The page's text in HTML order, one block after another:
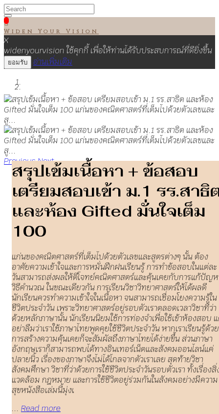

Widen Your Vision
X
widenyourvision ใช้คุกกี้ เพื่อให้ท่านได้รับประสบการณ์ที่ดียิ่งขึ้น
ยอมรับ อ่านเพิ่มเติม
PreviousNext
สรุปเข้มเนื้อหา + ข้อสอบ
เตรียมสอบเข้า ม.1 รร.สาธิ
และห้อง Gifted มั่นใจเต็ม
100
แก่นของคณิตศาสตร์ที่เต็มไปด้วยตัวเลขและสูตรต่างๆ นั้น ต้อง
อาศัยความเข้าใจและการหมั่นฝึกฝนเรียนรู้ การทำข้อสอบในแต่ละ
วันสามารถส่งผลให้ตีโจทย์คณิตศาสตร์และคุ้นเคยกับการแก้ปัญ
วิธีคำนวณ ในขณะเดียวกัน การเรียนวิชาวิทยาศาสตร์ให้ได้ผลดี
นักเรียนควรทำความเข้าใจในเนื้อหา จนสามารถเชื่อมโยงความรู้ใน
ชีวิตประจำวัน เพราะวิทยาศาสตร์อยู่รอบตัวเราตลอดเวลาวิชาที่ว่า
ด้วยหลักภาษานั้น นักเรียนนิยมใช้การท่องจำเพื่อใช้เข้าห้องสอบ
อย่าลืมว่าเราใช้ภาษาไทยพูดคุยใช้ชีวิตประจำวัน หากเราเรียนรู้ด้วย
การสร้างความคุ้นเคยก็จะสัมผัสถึงภาษาไทยได้ง่ายขึ้น ส่วนภาษา
อังกฤษเราก็สามารถพบได้ทางอินเทอร์เน็ตและสังคมออนไลน์แค่
ปลายนิ้ว เรื่องของภาษาจึงไม่ได้ไกลจากตัวเราเลย สุดท้ายวิชา
สังคมศึกษา วิชาที่ว่าด้วยการใช้ชีวิตประจำวันรอบตัวเรา ทั้งเรื่องสิ่
แวดล้อม กฎหมาย และการใช้ชีวิตอยู่ร่วมกันในสังคมอย่างมีความ
สุขหนังสือเล่มนี้มุ่งเ
... Read more